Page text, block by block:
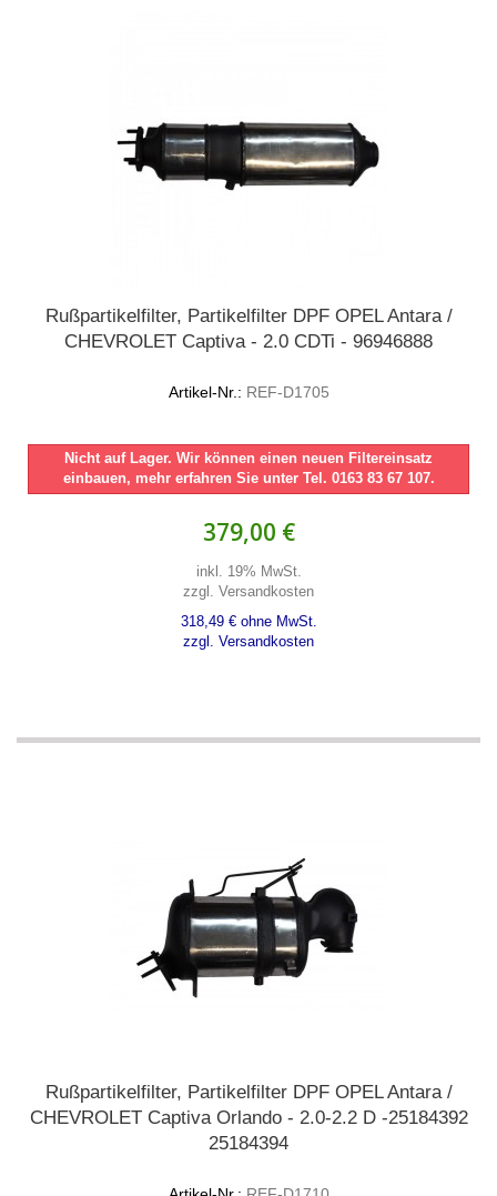
Rußpartikelfilter, Partikelfilter DPF OPEL Antara /
CHEVROLET Captiva - 2.0 CDTi - 96946888
Artikel-Nr.: REF-D1705
Nicht auf Lager. Wir können einen neuen Filtereinsatz
einbauen, mehr erfahren Sie unter Tel. 0163 83 67 107.
379,00 €
inkl. 19% MwSt.
zzgl. Versandkosten
318,49 € ohne MwSt.
zzgl. Versandkosten
Rußpartikelfilter, Partikelfilter DPF OPEL Antara /
CHEVROLET Captiva Orlando - 2.0-2.2 D -25184392
25184394